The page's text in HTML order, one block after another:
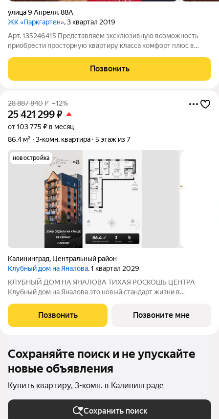
улица 9 Апреля,88А
ЖК «Паркгартен», 3 квартал 2019
Арт. 135246415 Представляем эксклюзивную возможность
приобрести просторную квартиру класса комфорт плюс в
комплексе «Паркгартен». Современный дом расположен на
улице 9 Апреля ( ориентир площадь
Позвонить
28 887 840₽ –12%
25 421 299₽
от 103 775 ₽ в месяц
86,4 м²
3-комн. квартира 5 этаж из 7
новостройка
Калининград, Центральный район
Клубный дом на Яналова, 1 квартал 2029
КЛУБНЫЙ ДОМ НА ЯНАЛОВА ТИХАЯ РОСКОШЬ ЦЕНТРА
Клубный дом на Яналова это новый стандарт жизни в
Калининграда. Уникальное пространство, каждая деталь
которого продумана до мелочей: функционал дома
Позвонить Позвоните мне
Сохраняйте поиск и не упускайте
новые объявления
Купить квартиру, 3-комн. в Калининграде
Сохранить поиск